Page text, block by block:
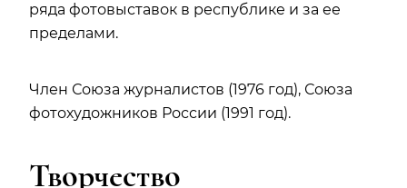
ряда фотовыставок в республике и за ее
пределами.
Член Союза журналистов (1976 год), Союза
фотохудожников России (1991 год).
Творчество